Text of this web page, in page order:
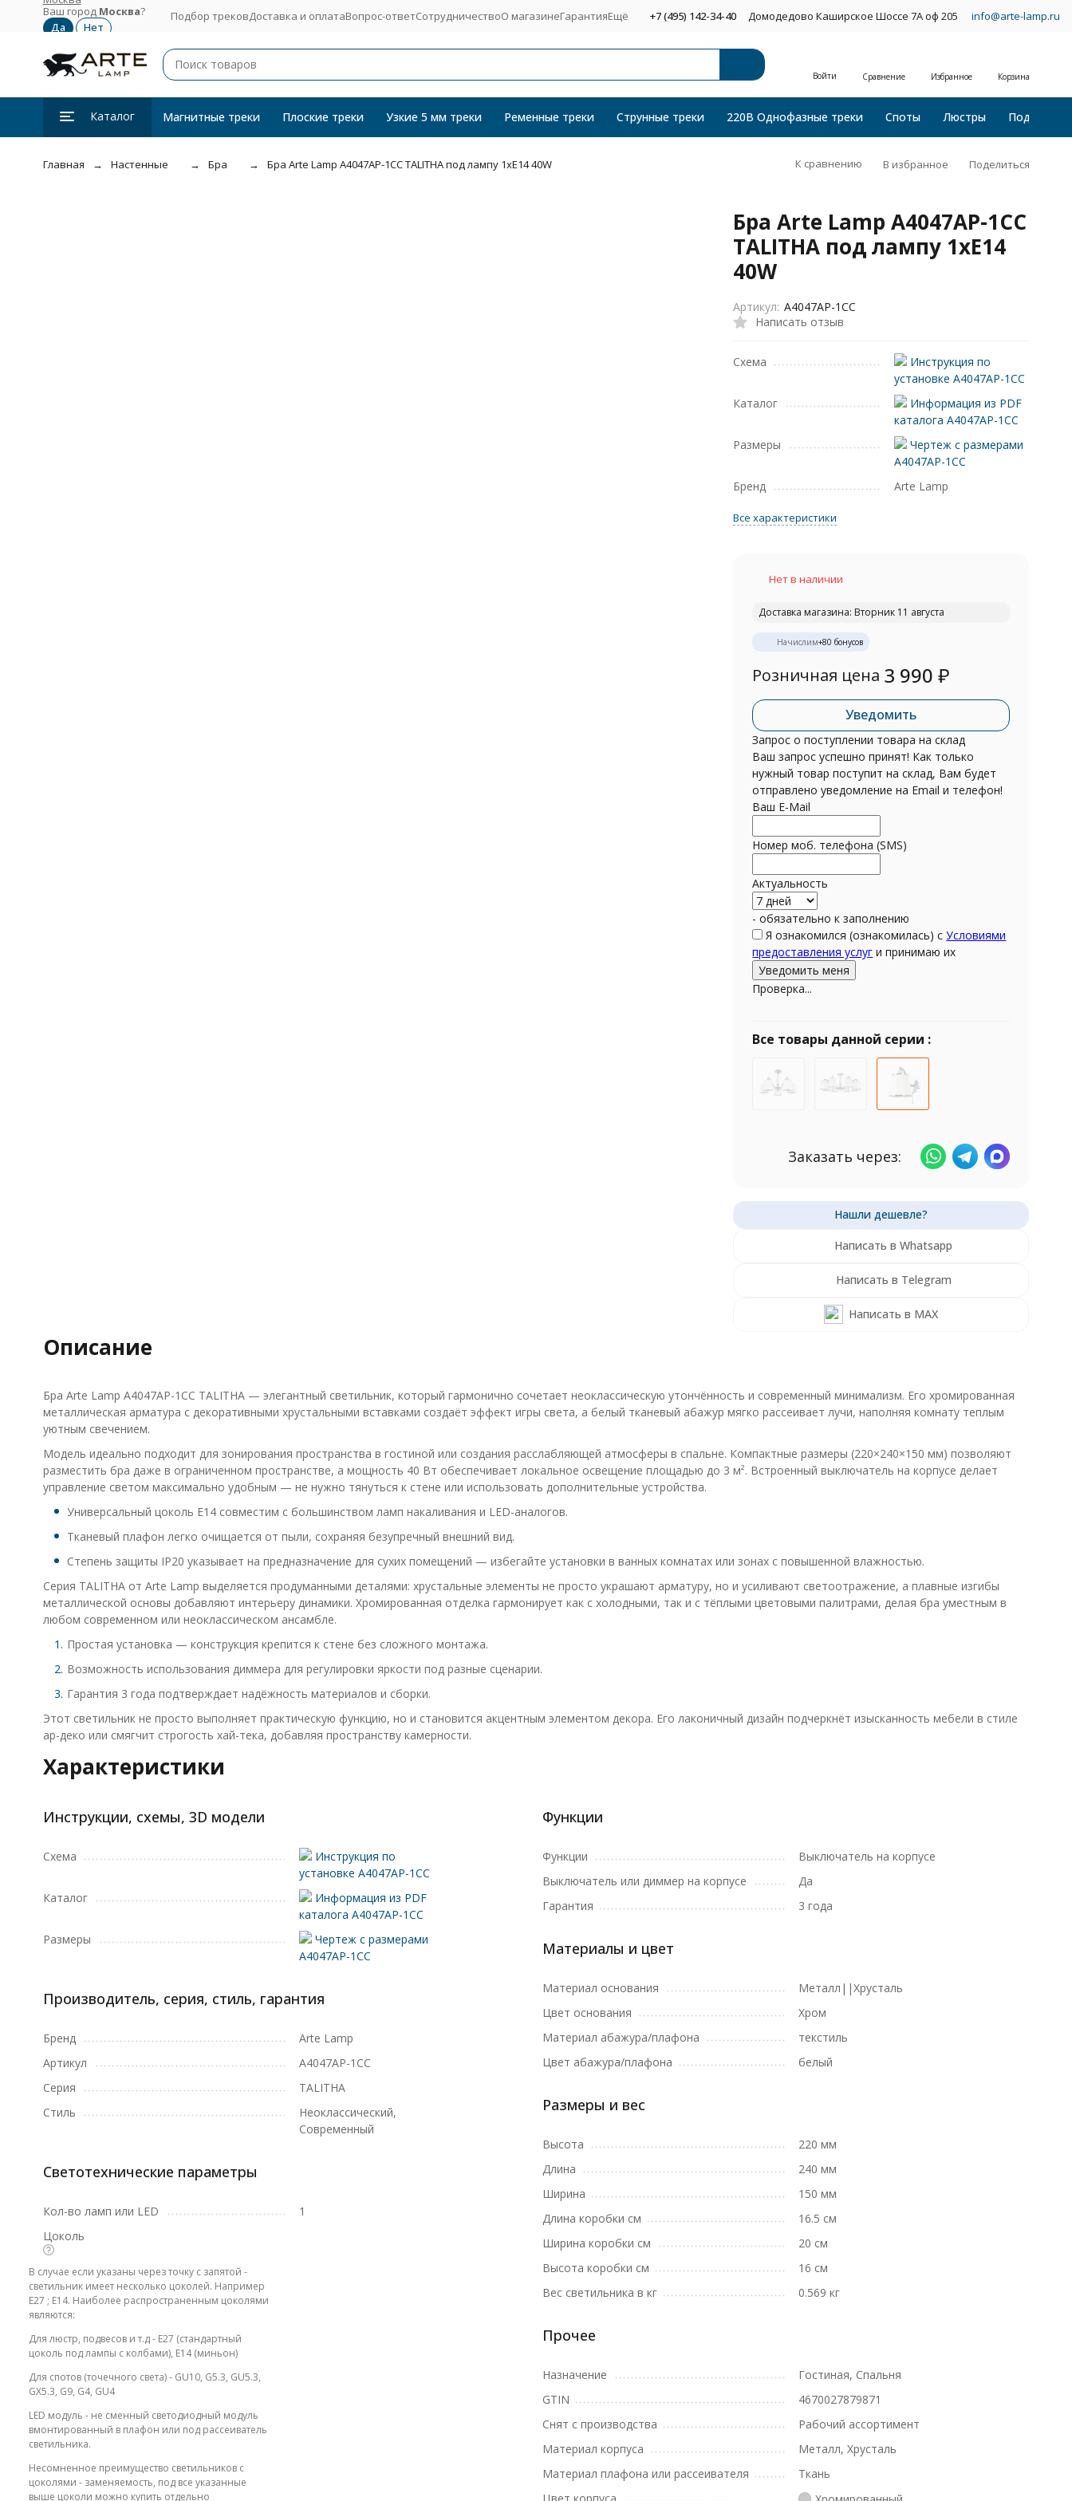
Ваш город Москва? Подбор трековДоставка и оплатаВопрос-ответСотрудничествоО магазинеГарантияЕщё +7 (495) 142-34-40 Домодедово Каширское Шоссе 7А оф 205 info@arte-lamp.ru
Войти Сравнение Избранное Корзина
Каталог Магнитные треки Плоские треки Узкие 5 мм треки Ременные треки Струнные треки 220В Однофазные треки Споты Люстры Подвесные
Главная Настенные Бра Бра Arte Lamp A4047AP-1CC TALITHA под лампу 1xE14 40W К сравнению В избранное Поделиться
Бра Arte Lamp A4047AP-1CC
TALITHA под лампу 1xE14
40W
Написать отзыв
Артикул: A4047AP-1CC
Схема
Инструкция по
установке A4047AP-1CC
Каталог
Информация из PDF
каталога A4047AP-1CC
Размеры
Чертеж с размерами
A4047AP-1CC
Бренд
Arte Lamp
Все характеристики
Нет в наличии
Доставка магазина: Вторник 11 августа
Начислим+80 бонусов
Розничная цена 3 990₽
Уведомить
Запрос о поступлении товара на склад
Ваш запрос успешно принят! Как только
нужный товар поступит на склад, Вам будет
отправлено уведомление на Email и телефон!
Ваш E-Mail
Номер моб. телефона (SMS)
Актуальность
- обязательно к заполнению
Я ознакомился (ознакомилась) сУсловиями
предоставления услуг и принимаю их
Проверка...
Все товары данной серии :
Заказать через:
Написать в Whatsapp
Написать в Telegram
Написать в MAX
Описание
Бра Arte Lamp A4047AP-1CC TALITHA — элегантный светильник, который гармонично сочетает неоклассическую утончённость и современный минимализм. Его хромированная
металлическая арматура с декоративными хрустальными вставками создаёт эффект игры света, а белый тканевый абажур мягко рассеивает лучи, наполняя комнату теплым
уютным свечением.
Модель идеально подходит для зонирования пространства в гостиной или создания расслабляющей атмосферы в спальне. Компактные размеры (220×240×150 мм) позволяют
разместить бра даже в ограниченном пространстве, а мощность 40 Вт обеспечивает локальное освещение площадью до 3 м². Встроенный выключатель на корпусе делает
управление светом максимально удобным — не нужно тянуться к стене или использовать дополнительные устройства.
Универсальный цоколь E14 совместим с большинством ламп накаливания и LED-аналогов.
Тканевый плафон легко очищается от пыли, сохраняя безупречный внешний вид.
Степень защиты IP20 указывает на предназначение для сухих помещений — избегайте установки в ванных комнатах или зонах с повышенной влажностью.
Серия TALITHA от Arte Lamp выделяется продуманными деталями: хрустальные элементы не просто украшают арматуру, но и усиливают светоотражение, а плавные изгибы
металлической основы добавляют интерьеру динамики. Хромированная отделка гармонирует как с холодными, так и с тёплыми цветовыми палитрами, делая бра уместным в
любом современном или неоклассическом ансамбле.
Простая установка — конструкция крепится к стене без сложного монтажа.
Возможность использования диммера для регулировки яркости под разные сценарии.
Гарантия 3 года подтверждает надёжность материалов и сборки.
Этот светильник не просто выполняет практическую функцию, но и становится акцентным элементом декора. Его лаконичный дизайн подчеркнёт изысканность мебели в стиле
ар-деко или смягчит строгость хай-тека, добавляя пространству камерности.
Характеристики
Инструкции, схемы, 3D модели
Схема
Инструкция по
установке A4047AP-1CC
Каталог
Информация из PDF
каталога A4047AP-1CC
Размеры
Чертеж с размерами
A4047AP-1CC
Производитель, серия, стиль, гарантия
Бренд
Arte Lamp
Артикул
A4047AP-1CC
Серия
TALITHA
Стиль
Неоклассический,
Современный
Светотехнические параметры
Кол-во ламп или LED
1
Цоколь
В случае если указаны через точку с запятой -
светильник имеет несколько цоколей. Например
E27 ; E14. Наиболее распространенным цоколями
являются:
Для люстр, подвесов и т.д - E27 (стандартный
цоколь под лампы с колбами), E14 (миньон)
Для спотов (точечного света) - GU10, G5.3, GU5.3,
GX5.3, G9, G4, GU4
LED модуль - не сменный светодиодный модуль
вмонтированный в плафон или под рассеиватель
светильника.
Несомненное преимущество светильников с
цоколями - заменяемость, под все указанные
выше цоколи можно купить отдельно
Функции
Функции
Выключатель на корпусе
Выключатель или диммер на корпусе
Да
Гарантия
3 года
Материалы и цвет
Материал основания
Металл||Хрусталь
Цвет основания
Хром
Материал абажура/плафона
текстиль
Цвет абажура/плафона
белый
Размеры и вес
Высота
220 мм
Длина
240 мм
Ширина
150 мм
Длина коробки см
16.5 см
Ширина коробки см
20 см
Высота коробки см
16 см
Вес светильника в кг
0.569 кг
Прочее
Назначение
Гостиная, Спальня
GTIN
4670027879871
Снят с производства
Рабочий ассортимент
Материал корпуса
Металл, Хрусталь
Материал плафона или рассеивателя
Ткань